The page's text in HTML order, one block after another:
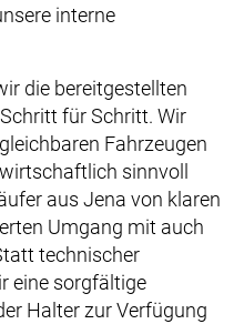
interne
die bereitgestellten
für Schritt. Wir
Fahrzeugen
sinnvoll
aus Jena von klaren
Umgang mit auch
technischer
eine sorgfältige
Halter zur Verfügung